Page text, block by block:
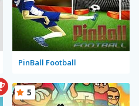
PinBall Football
5